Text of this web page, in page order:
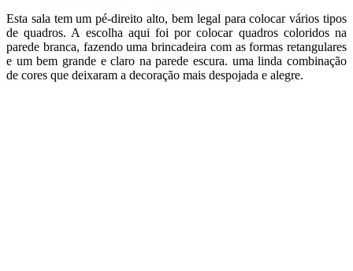
Esta sala tem um pé-direito alto, bem legal para colocar vários tipos
de quadros. A escolha aqui foi por colocar quadros coloridos na
parede branca, fazendo uma brincadeira com as formas retangulares
e um bem grande e claro na parede escura. uma linda combinação
de cores que deixaram a decoração mais despojada e alegre.